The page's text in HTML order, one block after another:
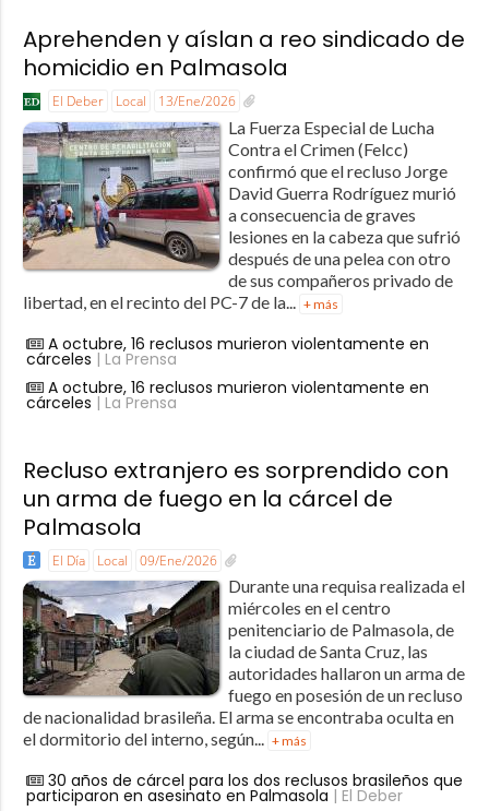
Aprehenden y aíslan a reo sindicado de
homicidio en Palmasola
El Deber Local 13/Ene/2026
La Fuerza Especial de Lucha
Contra el Crimen (Felcc)
confirmó que el recluso Jorge
David Guerra Rodríguez murió
a consecuencia de graves
lesiones en la cabeza que sufrió
después de una pelea con otro
de sus compañeros privado de
libertad, en el recinto del PC-7 de la...
+ más
A octubre, 16 reclusos murieron violentamente en
cárceles | La Prensa
A octubre, 16 reclusos murieron violentamente en
cárceles | La Prensa
Recluso extranjero es sorprendido con
un arma de fuego en la cárcel de
Palmasola
El Día Local 09/Ene/2026
Durante una requisa realizada el
miércoles en el centro
penitenciario de Palmasola, de
la ciudad de Santa Cruz, las
autoridades hallaron un arma de
fuego en posesión de un recluso
de nacionalidad brasileña. El arma se encontraba oculta en
el dormitorio del interno, según... + más
30 años de cárcel para los dos reclusos brasileños que
participaron en asesinato en Palmasola | El Deber